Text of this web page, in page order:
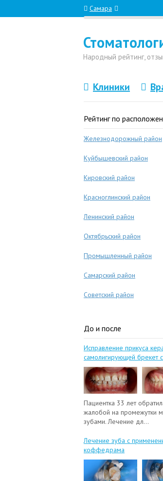
Самара
Народный рейтинг,
Клиники
Рейтинг по
Железнодорожный район
Куйбышевский район
Кировский район
Красноглинский район
Ленинский район
Октябрьский район
Промышленный район
Самарский район
Советский район
До и после
Исправление прикуса
самолигирующей брекет
Пациентка 33 лет
жалобой на промежутки
зубами. Лечение дл...
Лечение зуба с
коффедрама